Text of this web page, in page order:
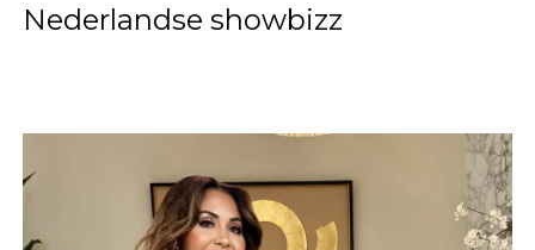
Nederlandse showbizz